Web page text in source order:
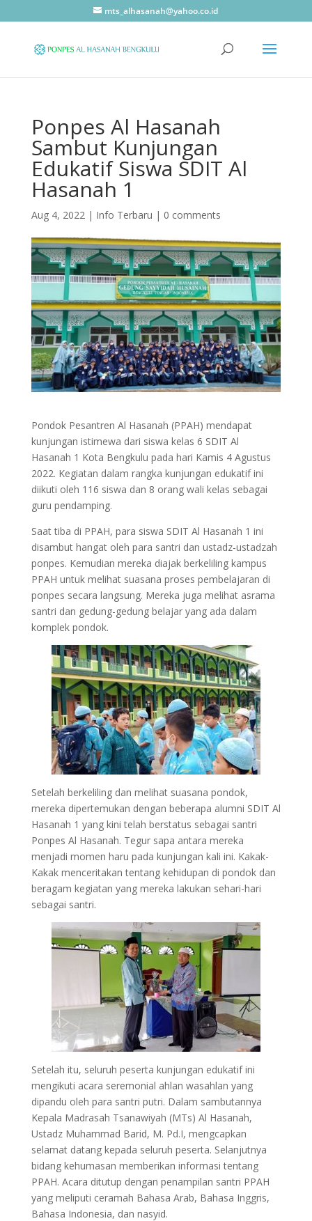
mts_alhasanah@yahoo.co.id
Ponpes Al Hasanah
Sambut Kunjungan
Edukatif Siswa SDIT Al
Hasanah 1
Aug 4, 2022| Info Terbaru | 0 comments
Pondok Pesantren Al Hasanah (PPAH) mendapat
kunjungan istimewa dari siswa kelas 6 SDIT Al
Hasanah 1 Kota Bengkulu pada hari Kamis 4 Agustus
2022. Kegiatan dalam rangka kunjungan edukatif ini
diikuti oleh 116 siswa dan 8 orang wali kelas sebagai
guru pendamping.
Saat tiba di PPAH, para siswa SDIT Al Hasanah 1 ini
disambut hangat oleh para santri dan ustadz-ustadzah
ponpes. Kemudian mereka diajak berkeliling kampus
PPAH untuk melihat suasana proses pembelajaran di
ponpes secara langsung. Mereka juga melihat asrama
santri dan gedung-gedung belajar yang ada dalam
komplek pondok.
Setelah berkeliling dan melihat suasana pondok,
mereka dipertemukan dengan beberapa alumni SDIT Al
Hasanah 1 yang kini telah berstatus sebagai santri
Ponpes Al Hasanah. Tegur sapa antara mereka
menjadi momen haru pada kunjungan kali ini. Kakak-
Kakak menceritakan tentang kehidupan di pondok dan
beragam kegiatan yang mereka lakukan sehari-hari
sebagai santri.
Setelah itu, seluruh peserta kunjungan edukatif ini
mengikuti acara seremonial ahlan wasahlan yang
dipandu oleh para santri putri. Dalam sambutannya
Kepala Madrasah Tsanawiyah (MTs) Al Hasanah,
Ustadz Muhammad Barid, M. Pd.I, mengcapkan
selamat datang kepada seluruh peserta. Selanjutnya
bidang kehumasan memberikan informasi tentang
PPAH. Acara ditutup dengan penampilan santri PPAH
yang meliputi ceramah Bahasa Arab, Bahasa Inggris,
Bahasa Indonesia, dan nasyid.